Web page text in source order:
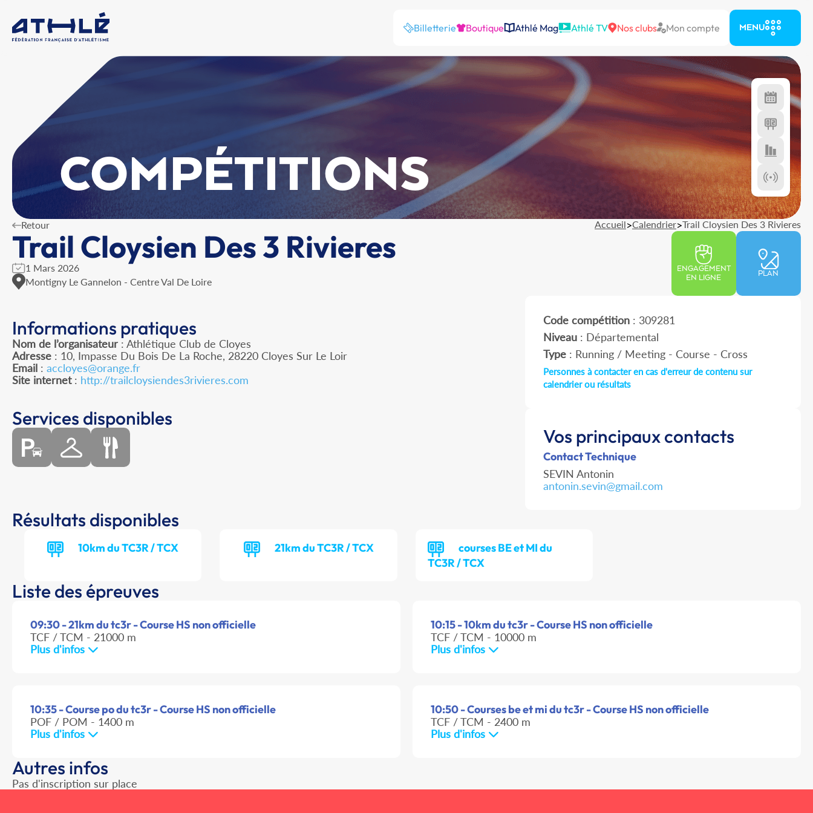
Billetterie Boutique Athlé Mag Athlé TV Nos clubs Mon compte MENU
COMPÉTITIONS
Retour Accueil>Calendrier>Trail Cloysien Des 3 Rivieres
Trail Cloysien Des 3 Rivieres
1 Mars 2026
Montigny Le Gannelon - Centre Val De Loire
ENGAGEMENT
EN LIGNE
PLAN
Informations pratiques
Nom de l’organisateur : Athlétique Club de Cloyes
Adresse : 10, Impasse Du Bois De La Roche, 28220 Cloyes Sur Le Loir
Email : accloyes@orange.fr
Site internet: http://trailcloysiendes3rivieres.com
Code compétition: 309281
Niveau: Départemental
Type: Running / Meeting - Course - Cross
Personnes à contacter en cas d'erreur de contenu sur
calendrier ou résultats
Services disponibles
Vos principaux contacts
Contact Technique
SEVIN Antonin
antonin.sevin@gmail.com
Résultats disponibles
10km du TC3R / TCX 21km du TC3R / TCX
courses BE et MI du
TC3R / TCX
Liste des épreuves
09:30 - 21km du tc3r - Course HS non officielle
TCF / TCM - 21000 m
Plus d'infos
10:15 - 10km du tc3r - Course HS non officielle
TCF / TCM - 10000 m
Plus d'infos
10:35 - Course po du tc3r - Course HS non officielle
POF / POM - 1400 m
Plus d'infos
10:50 - Courses be et mi du tc3r - Course HS non officielle
TCF / TCM - 2400 m
Plus d'infos
Autres infos
Pas d'inscription sur place